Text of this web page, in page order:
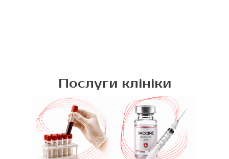
Послуги клініки